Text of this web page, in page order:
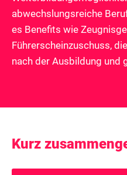
abwechslungsreiche
es Benefits wie
Führerscheinzuschuss,
nach der Ausbildung und
Kurz